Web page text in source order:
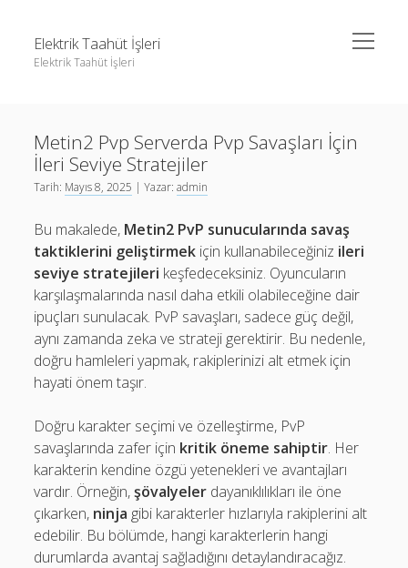
Elektrik Taahüt İşleri
Elektrik Taahüt İşleri
menüyü
aç
Liste
Sayfa Listesi
Ücretsiz Instagram Bayan Takipçi Hilesi
Instagram Gizli Story İzleme
Sayfa Listesi
Tiktok Takipçi Hilesi Şifresiz
Ücretsiz Instagram Bayan Takipçi Hilesi
Metin2 Pvp Serverda Pvp Savaşları İçin
İleri Seviye Stratejiler
Tarih: Mayıs 8, 2025 | Yazar:admin
Bu makalede, Metin2 PvP sunucularında savaş
taktiklerini geliştirmek için kullanabileceğiniz ileri
seviye stratejileri keşfedeceksiniz. Oyuncuların
karşılaşmalarında nasıl daha etkili olabileceğine dair
ipuçları sunulacak. PvP savaşları, sadece güç değil,
aynı zamanda zeka ve strateji gerektirir. Bu nedenle,
doğru hamleleri yapmak, rakiplerinizi alt etmek için
hayati önem taşır.
Doğru karakter seçimi ve özelleştirme, PvP
savaşlarında zafer için kritik öneme sahiptir. Her
karakterin kendine özgü yetenekleri ve avantajları
vardır. Örneğin,şövalyeler dayanıklılıkları ile öne
çıkarken, ninja gibi karakterler hızlarıyla rakiplerini alt
edebilir. Bu bölümde, hangi karakterlerin hangi
durumlarda avantaj sağladığını detaylandıracağız.